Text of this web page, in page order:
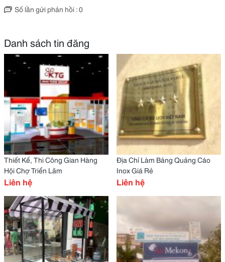
Số lần gửi phản hồi : 0
Danh sách tin đăng
Thiết Kế, Thi Công Gian Hàng
Hội Chợ Triển Lãm
Liên hệ
Địa Chỉ Làm Bảng Quảng Cáo
Inox Giá Rẻ
Liên hệ